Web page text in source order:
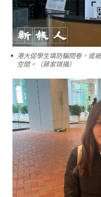
港大促學生填防騙問卷，或
空間。（蔣家琪攝）